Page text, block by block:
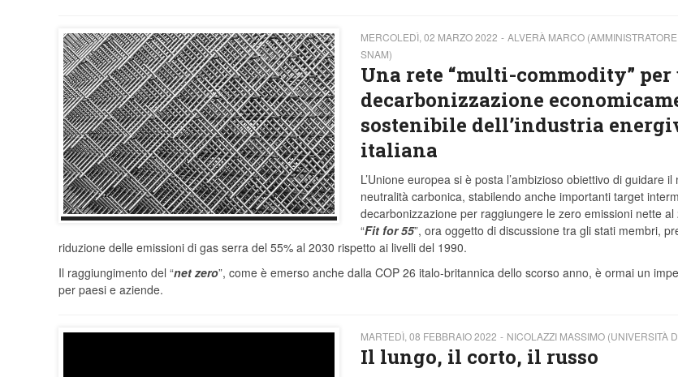
MERCOLEDÌ, 02 MARZO 2022
ALVERÀ MARCO
SNAM)
Una rete “multi-commodity” per
decarbonizzazione
sostenibile dell’industria
italiana
L’Unione europea si è posta l’ambizioso obiettivo di guidare
neutralità carbonica, stabilendo anche importanti target
decarbonizzazione per raggiungere le zero emissioni nette al
“Fit for 55”, ora oggetto di discussione tra gli stati membri,
riduzione delle emissioni di gas serra del 55% al 2030 rispetto ai livelli del 1990.
Il raggiungimento del “net zero”, come è emerso anche dalla COP 26 italo-britannica dello scorso anno, è ormai un
per paesi e aziende.
MARTEDÌ, 08 FEBBRAIO 2022 NICOLAZZI MASSIMO (UNIVERSITÀ
Il lungo, il corto, il russo